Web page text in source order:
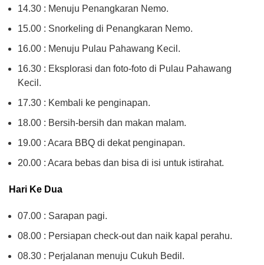
14.30 : Menuju Penangkaran Nemo.
15.00 : Snorkeling di Penangkaran Nemo.
16.00 : Menuju Pulau Pahawang Kecil.
16.30 : Eksplorasi dan foto-foto di Pulau Pahawang
Kecil.
17.30 : Kembali ke penginapan.
18.00 : Bersih-bersih dan makan malam.
19.00 : Acara BBQ di dekat penginapan.
20.00 : Acara bebas dan bisa di isi untuk istirahat.
Hari Ke Dua
07.00 : Sarapan pagi.
08.00 : Persiapan check-out dan naik kapal perahu.
08.30 : Perjalanan menuju Cukuh Bedil.